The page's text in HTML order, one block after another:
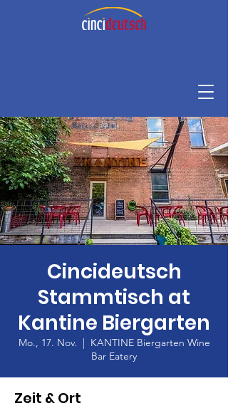
Cincideutsch
Stammtisch at
Kantine Biergarten
Mo., 17. Nov.
  |
KANTINE Biergarten Wine
Bar Eatery
Zeit & Ort